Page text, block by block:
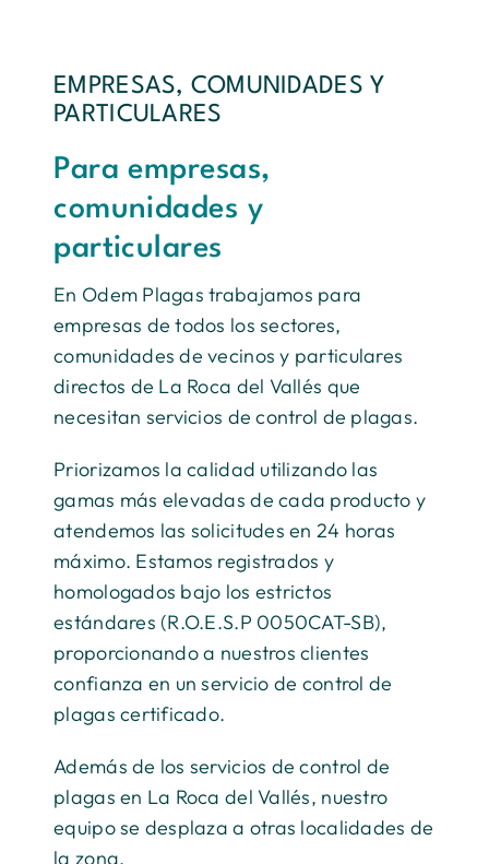
EMPRESAS, COMUNIDADES Y
PARTICULARES
Para empresas,
comunidades y
particulares
En Odem Plagas trabajamos para
empresas de todos los sectores,
comunidades de vecinos y particulares
directos de La Roca del Vallés que
necesitan servicios de control de plagas.
Priorizamos la calidad utilizando las
gamas más elevadas de cada producto y
atendemos las solicitudes en 24 horas
máximo. Estamos registrados y
homologados bajo los estrictos
estándares (R.O.E.S.P 0050CAT-SB),
proporcionando a nuestros clientes
confianza en un servicio de control de
plagas certificado.
Además de los servicios de control de
plagas en La Roca del Vallés, nuestro
equipo se desplaza a otras localidades de
la zona.